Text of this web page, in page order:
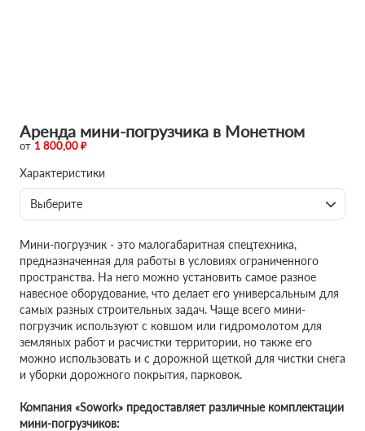
Аренда мини-погрузчика в Монетном
от 1 800,00 ₽
Характеристики
Выберите
Мини-погрузчик - это малогабаритная спецтехника,
предназначенная для работы в условиях ограниченного
пространства. На него можно установить самое разное
навесное оборудование, что делает его универсальным для
самых разных строительных задач. Чаще всего мини-
погрузчик используют с ковшом или гидромолотом для
земляных работ и расчистки территории, но также его
можно использовать и с дорожной щеткой для чистки снега
и уборки дорожного покрытия, парковок.
Компания «Sowork» предоставляет различные комплектации
мини-погрузчиков: